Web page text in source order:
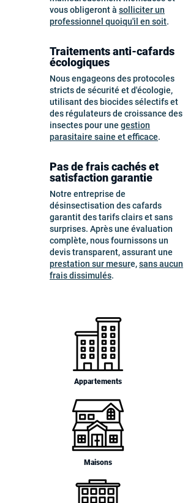
vous obligeront à solliciter un
professionnel quoiqu'il en soit.
Traitements anti-cafards
écologiques
Nous engageons des protocoles
stricts de sécurité et d'écologie,
utilisant des biocides sélectifs et
des régulateurs de croissance des
insectes pour une gestion
parasitaire saine et efficace.
Pas de frais cachés et
satisfaction garantie
Notre entreprise de
désinsectisation des cafards
garantit des tarifs clairs et sans
surprises. Après une évaluation
complète, nous fournissons un
devis transparent, assurant une
prestation sur mesure,sans aucun
frais dissimulés.
Appartements
Maisons